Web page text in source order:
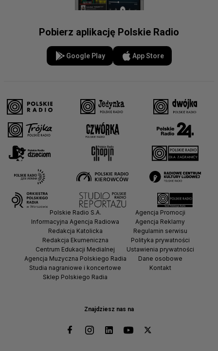
Pobierz aplikację Polskie Radio
Google Play App Store
Znajdziesz nas na
Polskie Radio S.A.
Informacyjna Agencja Radiowa
Redakcja Katolicka
Redakcja Ekumeniczna
Centrum Edukacji Medialnej
Agencja Muzyczna Polskiego Radia
Studia nagraniowe i koncertowe
Sklep Polskiego Radia
Agencja Promocji
Agencja Reklamy
Regulamin serwisu
Polityka prywatności
Ustawienia prywatności
Dane osobowe
Kontakt